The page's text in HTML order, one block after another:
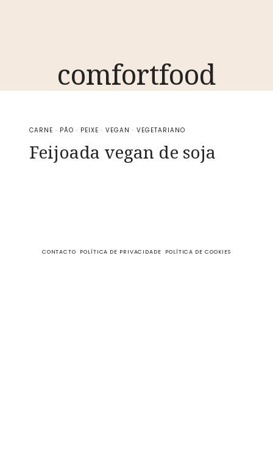
comfortfood
CARNE · PÃO · PEIXE · VEGAN · VEGETARIANO
Feijoada vegan de soja
CONTACTO POLÍTICA DE PRIVACIDADE POLÍTICA DE COOKIES